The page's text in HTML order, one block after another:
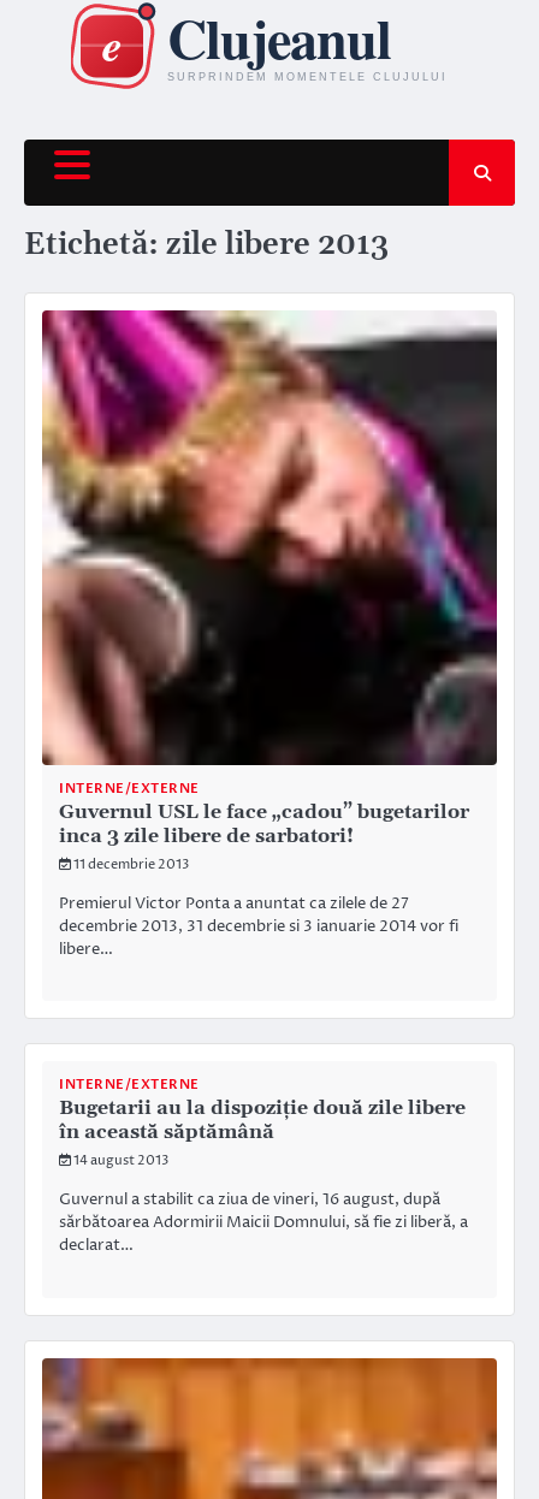
content
Etichetă: zile libere 2013
INTERNE/EXTERNE
Guvernul USL le face „cadou” bugetarilor
inca 3 zile libere de sarbatori!
11 decembrie 2013
Premierul Victor Ponta a anuntat ca zilele de 27
decembrie 2013, 31 decembrie si 3 ianuarie 2014 vor fi
libere…
INTERNE/EXTERNE
Bugetarii au la dispoziţie două zile libere
în această săptămână
14 august 2013
Guvernul a stabilit ca ziua de vineri, 16 august, după
sărbătoarea Adormirii Maicii Domnului, să fie zi liberă, a
declarat…